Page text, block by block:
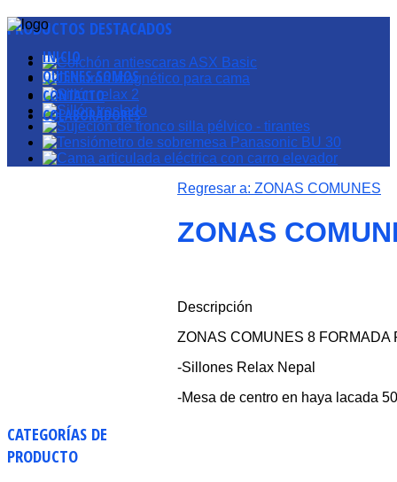
INICIO
QUIENES SOMOS
CONTACTO
COLABORADORES
PRODUCTOS DESTACADOS
Regresar a: ZONAS COMUNES
ZONAS
Descripción
ZONAS COMUNES 8 FORMADA
-Sillones Relax Nepal
-Mesa de centro en haya lacada
CATEGORÍAS DE
PRODUCTO